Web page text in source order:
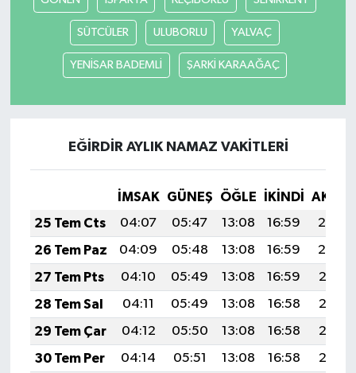
SÜTCÜLER ULUBORLU YALVAÇ
YENİSAR BADEMLİ ŞARKİ KARAAĞAÇ
EĞİRDİR AYLIK NAMAZ VAKITLERI
İMSAK GÜNEŞ ÖĞLE İKINDI
25 Tem Cts
04:07 05:47 13:08 16:59
20:19
26 Tem Paz
04:09 05:48 13:08 16:59
20:19
27 Tem Pts
04:10 05:49 13:08 16:59
20:18
28 Tem Sal
04:11 05:49 13:08 16:58
20:17
29 Tem Çar
04:12 05:50 13:08 16:58
20:16
30 Tem Per
04:14 05:51 13:08 16:58
20:15